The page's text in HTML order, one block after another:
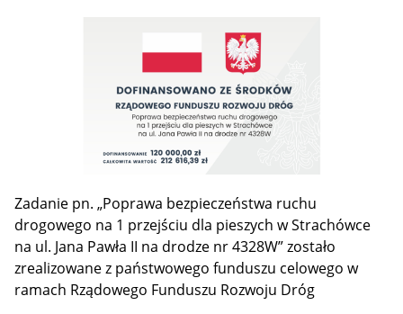
Zadanie pn. „Poprawa bezpieczeństwa ruchu
drogowego na 1 przejściu dla pieszych w Strachówce
na ul. Jana Pawła II na drodze nr 4328W” zostało
zrealizowane z państwowego funduszu celowego w
ramach Rządowego Funduszu Rozwoju Dróg